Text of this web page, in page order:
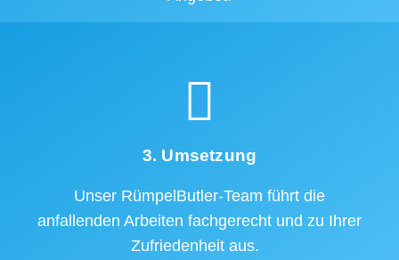
3. Umsetzung
Unser RümpelButler-Team führt die
anfallenden Arbeiten fachgerecht und zu Ihrer
Zufriedenheit aus.